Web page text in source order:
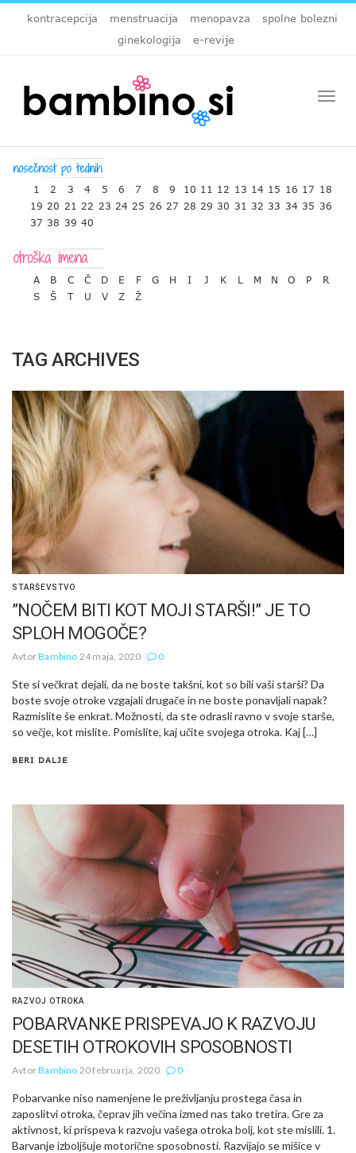
kontracepcija menstruacija menopavza
spolne bolezni
ginekologija
e-revije
1 2 3 4 5 6 7 8 9 10 11 12 13 14 15 16 17 18
19 20 21 22 23 24 25 26 27 28 29 30 31 32 33 34 35 36
37 38 39 40
A B C Č D E F G H I J K L M N O P
R
S
Š T U V Z Ž
TAG ARCHIVES
STARŠEVSTVO
”NOČEM BITI KOT MOJI STARŠI!” JE TO
SPLOH MOGOČE?
AvtorBambino 24 maja, 2020 0
Ste si večkrat dejali, da ne boste takšni, kot so bili vaši starši? Da
boste svoje otroke vzgajali drugače in ne boste ponavljali napak?
Razmislite še enkrat. Možnosti, da ste odrasli ravno v svoje starše,
so večje, kot mislite. Pomislite, kaj učite svojega otroka. Kaj […]
BERI DALJE
RAZVOJ OTROKA
POBARVANKE PRISPEVAJO K RAZVOJU
DESETIH OTROKOVIH SPOSOBNOSTI
AvtorBambino 20 februarja, 2020 0
Pobarvanke niso namenjene le preživljanju prostega časa in
zaposlitvi otroka, čeprav jih večina izmed nas tako tretira. Gre za
aktivnost, ki prispeva k razvoju vašega otroka bolj, kot ste mislili. 1.
Barvanje izboljšuje motorične sposobnosti. Razvijajo se mišice v